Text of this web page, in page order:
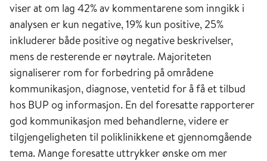
viser at om lag 42% av kommentarene som inngikk i
analysen er kun negative, 19% kun positive, 25%
inkluderer både positive og negative beskrivelser,
mens de resterende er nøytrale. Majoriteten
signaliserer rom for forbedring på områdene
kommunikasjon, diagnose, ventetid for å få et tilbud
hos BUP og informasjon. En del foresatte rapporterer
god kommunikasjon med behandlerne, videre er
tilgjengeligheten til poliklinikkene et gjennomgående
tema. Mange foresatte uttrykker ønske om mer